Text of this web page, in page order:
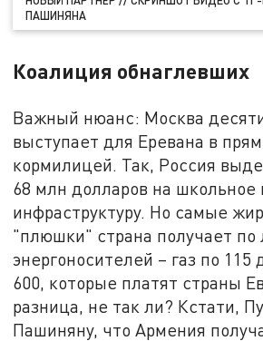
ПАШИНЯНА
Коалиция обнаглевших
Важный нюанс: Москва
выступает для Еревана в
кормилицей. Так, Россия
68 млн долларов на школьное
инфраструктуру. Но самые
"плюшки" страна получает по
энергоносителей – газ по 115
600, которые платят страны
разница, не так ли? Кстати,
Пашиняну, что Армения